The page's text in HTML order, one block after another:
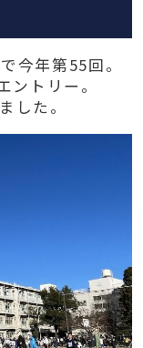
今年第55回。
トリー。
した。